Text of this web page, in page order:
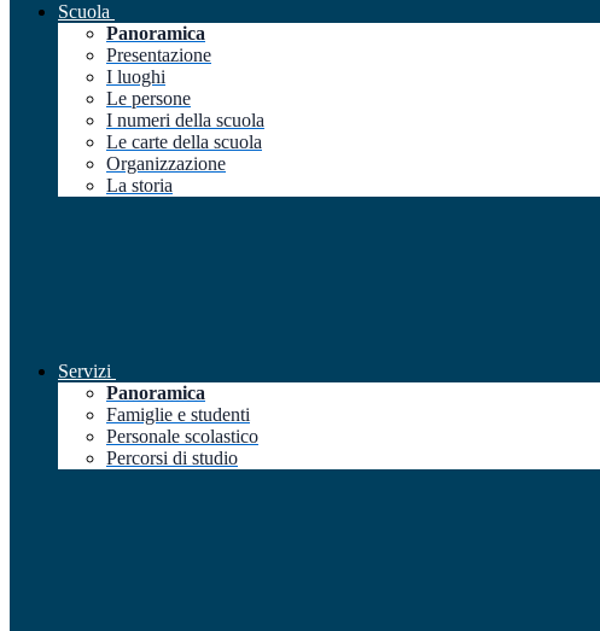
Scuola
Panoramica
Presentazione
I luoghi
Le persone
I numeri della scuola
Le carte della scuola
Organizzazione
La storia
Servizi
Panoramica
Famiglie e studenti
Personale scolastico
Percorsi di studio